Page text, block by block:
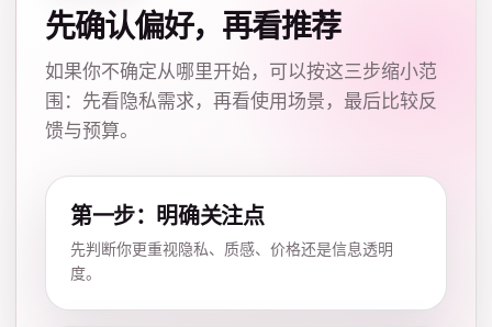
先确认偏好，再看推荐
如果你不确定从哪里开始，可以按这三步缩小范
围：先看隐私需求，再看使用场景，最后比较反
馈与预算。
第一步：明确关注点
先判断你更重视隐私、质感、价格还是信息透明
度。